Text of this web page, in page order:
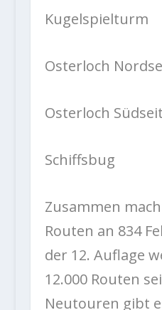
Kugelspielturm
Osterloch
Osterloch
Schiffsbug
Zusammen
Routen an 834
der 12. Auflage
12.000 Routen
Neutouren gibt